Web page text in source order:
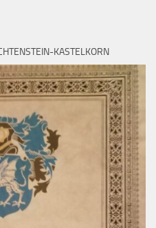
KASTELKORN